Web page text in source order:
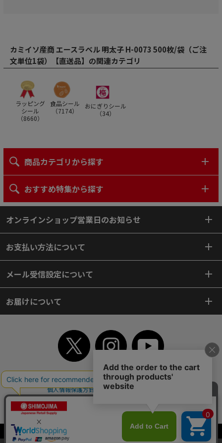
当サイトはクッキー（Cookie）を使用しています。Cookieの使用に同意いた
カミイソ産商 エースラベル 明太子 H-0073 500枚/袋（ご注
文単位1袋）【直送品】の関連カテゴリ
ラッピング
シール
（8660）
食品シール
（7174）
おにぎりシール
（34）
商品カテゴリから探す
おすすめ特集から探す
オンラインショップ営業日のお知らせ
お支払い方法について
メール受信設定について
お届けについて
TOP 初めてご利用のお客様へ ご利用案内
ご利用規約
個人情報保護方針
特定商取引法
よくあるご質問
お問い合わせ
サイトマップ
Copyright© 2018 SHIMOJIMA Co.,Ltd. All Rights Reserved.